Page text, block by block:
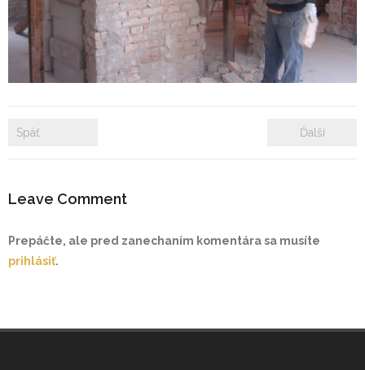
- Zámkové dlažby
- Rekonštrukcie bytových a nebytových priestorov
Späť Ďalší
Leave Comment
Prepáčte, ale pred zanechaním komentára sa musíte
prihlásiť.